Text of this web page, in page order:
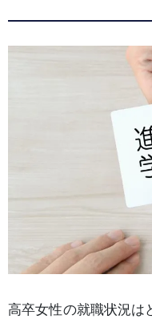
高卒女性の就職状況は